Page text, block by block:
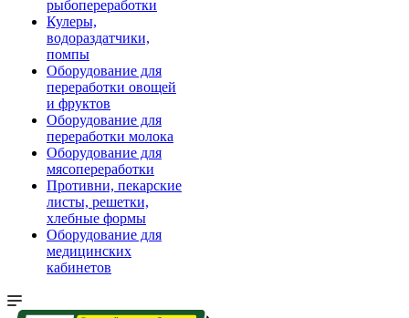
рыбопереработки
Кулеры,
водораздатчики,
помпы
Оборудование для
переработки овощей
и фруктов
Оборудование для
переработки молока
Оборудование для
мясопереработки
Противни, пекарские
листы, решетки,
хлебные формы
Оборудование для
медицинских
кабинетов